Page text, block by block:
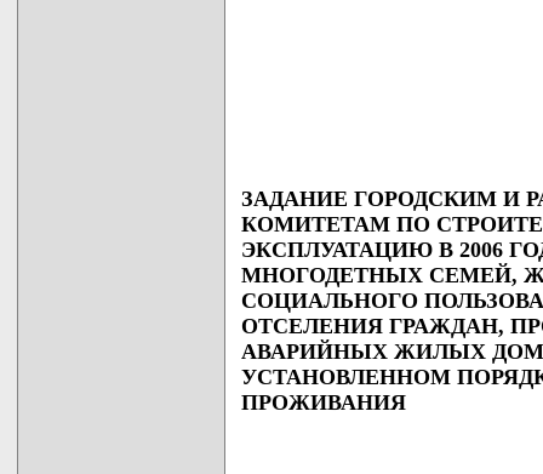
ЗАДАНИЕ ГОРОДСКИМ И
КОМИТЕТАМ ПО
ЭКСПЛУАТАЦИЮ В 2006
МНОГОДЕТНЫХ СЕМЕЙ,
СОЦИАЛЬНОГО
ОТСЕЛЕНИЯ ГРАЖДАН,
АВАРИЙНЫХ ЖИЛЫХ
УСТАНОВЛЕННОМ
ПРОЖИВАНИЯ